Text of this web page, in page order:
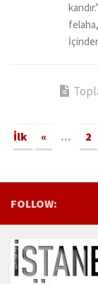
İlk
« ... 2
FOLLOW: